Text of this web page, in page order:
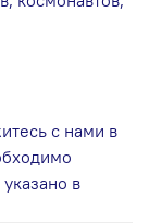
с нами в
в